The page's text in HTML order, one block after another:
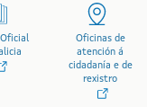
Oficinas de
atención á
cidadanía e de
rexistro